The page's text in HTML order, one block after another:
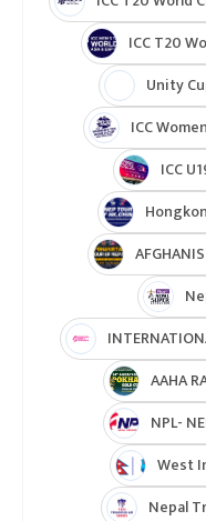
ICC T20
Unity
ICC
ICC
AAHA
NPL-
West
Nepal